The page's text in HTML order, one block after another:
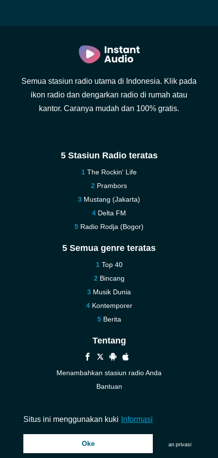
Semua stasiun radio utama di Indonesia. Klik pada
ikon radio dan dengarkan radio di rumah atau
kantor. Caranya mudah dan 100% gratis.
5 Stasiun Radio teratas
The Rockin' Life
Prambors
Mustang (Jakarta)
Delta FM
Radio Rodja (Bogor)
5 Semua genre teratas
Top 40
Bincang
Musik Dunia
Kontemporer
Berita
Tentang
Menambahkan stasiun radio Anda
Bantuan
© 2026 InstantAudio. Seluruh hak cipta. ・ Kebijakan privasi
Situs ini menggunakan kuki Informasi
Oke